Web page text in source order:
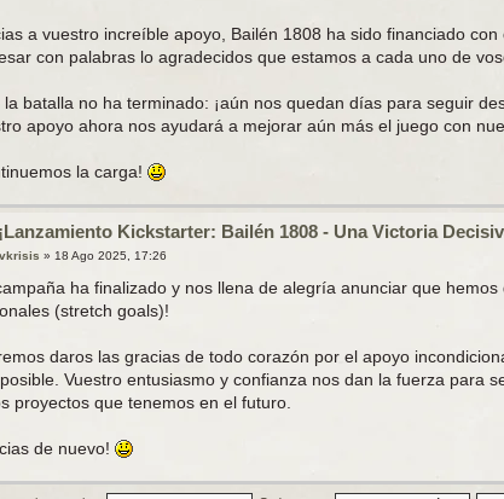
a vuestro increíble apoyo, Bailén 1808 ha sido financiado
con palabras lo agradecidos que estamos a cada uno de
la batalla no ha terminado: ¡aún nos quedan días para seguir
apoyo ahora nos ayudará a mejorar aún más el juego con
la carga!
Kickstarter: Bailén 1808 - Una Victoria
vkrisis » 18 Ago 2025, 17:26
ha finalizado y nos llena de alegría anunciar que
(stretch goals)!
daros las gracias de todo corazón por el apoyo
Vuestro entusiasmo y confianza nos dan la fuerza para
proyectos que tenemos en el futuro.
de nuevo!